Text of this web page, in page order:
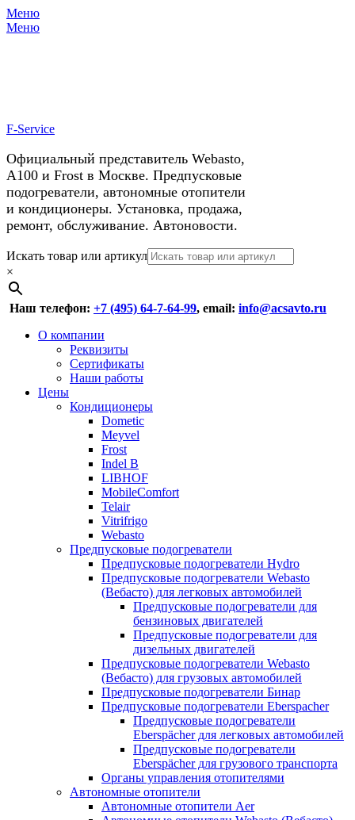
Меню
Меню
F-Service
Официальный представитель Webasto,
А100 и Frost в Москве. Предпусковые
подогреватели, автономные отопители
и кондиционеры. Установка, продажа,
ремонт, обслуживание. Автоновости.
Header
Right
Menu
Перейти
к
содержимому
Искать товар или артикул
×
Наш телефон: +7 (495) 64-7-64-99, email: info@acsavto.ru
Основное
Перейти
содержимому
О компании
Реквизиты
Сертификаты
Наши работы
Цены
Кондиционеры
Dometic
Meyvel
Frost
Indel B
LIBHOF
MobileComfort
Telair
Vitrifrigo
Webasto
Предпусковые подогреватели
Предпусковые подогреватели Hydro
Предпусковые подогреватели Webasto
(Вебасто) для легковых автомобилей
Предпусковые подогреватели для
бензиновых двигателей
Предпусковые подогреватели для
дизельных двигателей
Предпусковые подогреватели Webasto
(Вебасто) для грузовых автомобилей
Предпусковые подогреватели Бинар
Предпусковые подогреватели Eberspacher
Предпусковые подогреватели
Eberspächer для легковых автомобилей
Предпусковые подогреватели
Eberspächer для грузового транспорта
Органы управления отопителями
Автономные отопители
Автономные отопители Аer
У нас космические скидки на